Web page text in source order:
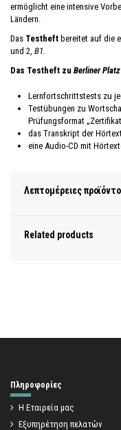
ermöglicht eine intensive
Ländern.
Das Testheft bereitet auf die
und 2, B1.
Das Testheft zu Berliner Platz
Lernfortschrittstests zu
Testübungen zu
Prüfungsformat
das Transkript der
eine Audio-CD mit
Λεπτομέρειες
Related products
Πληροφορίες
Η Εταιρεία μας
Εξυπηρέτηση πελατών